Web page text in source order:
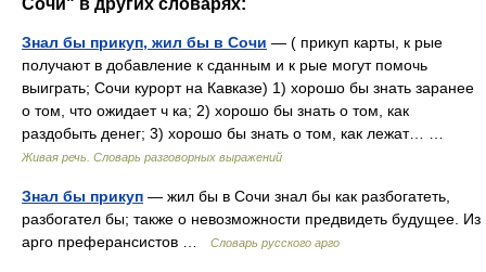
Сочи" в других словарях:
Знал бы прикуп, жил бы в Сочи — ( прикуп карты, к рые
получают в добавление к сданным и к рые могут помочь
выиграть; Сочи курорт на Кавказе) 1) хорошо бы знать заранее
о том, что ожидает ч ка; 2) хорошо бы знать о том, как
раздобыть денег; 3) хорошо бы знать о том, как лежат… …
Живая речь. Словарь разговорных выражений
Знал бы прикуп — жил бы в Сочи знал бы как разбогатеть,
разбогател бы; также о невозможности предвидеть будущее. Из
арго преферансистов …
Словарь русского арго